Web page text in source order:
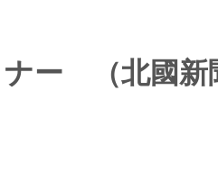
ー （北國新